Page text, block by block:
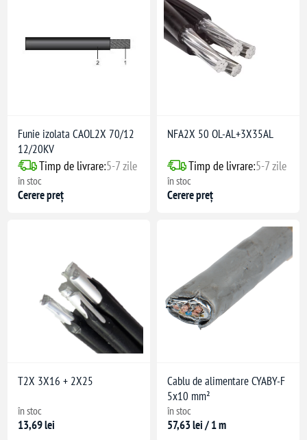
Funie izolata CAOL2X 70/12
12/20KV
Timp de livrare:5-7 zile
în stoc
Cerere preț
NFA2X 50 OL-AL+3X35AL
Timp de livrare:5-7 zile
în stoc
Cerere preț
T2X 3X16 + 2X25
în stoc
13,69 lei
Cablu de alimentare CYABY-F
5x10 mm²
în stoc
57,63 lei / 1 m